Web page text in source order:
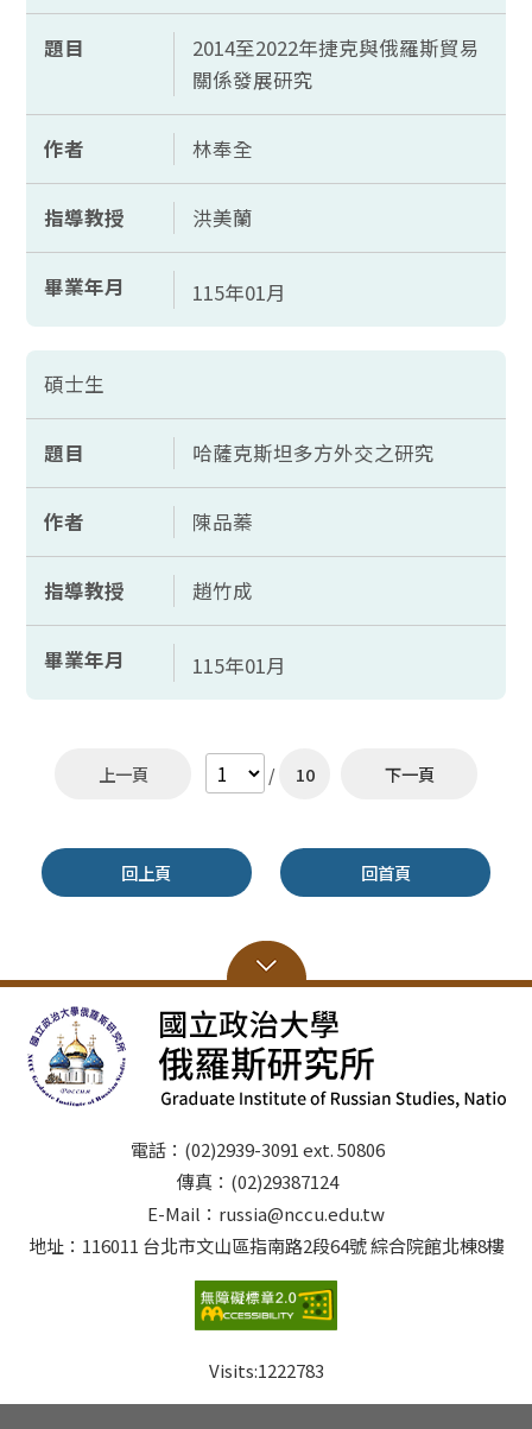
題目
2014至2022年捷克與俄羅斯貿易
關係發展研究
作者 林奉全
指導教授 洪美蘭
畢業年月 115年01月
碩士生
題目 哈薩克斯坦多方外交之研究
作者 陳品蓁
指導教授 趙竹成
畢業年月 115年01月
上一頁 / 10 下一頁
回上頁 回首頁
電話：(02)2939-3091 ext. 50806
傳真：(02)29387124
E-Mail：russia@nccu.edu.tw
地址：116011 台北市文山區指南路2段64號 綜合院館北棟8樓
Visits:1222783